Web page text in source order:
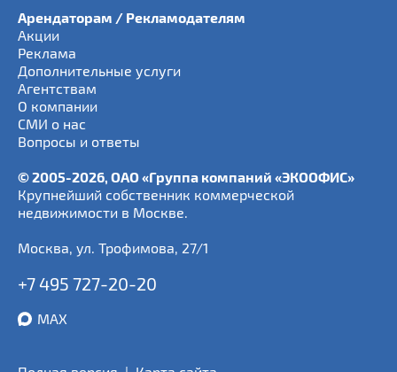
Арендаторам / Рекламодателям
Акции
Реклама
Дополнительные услуги
Агентствам
О компании
СМИ о нас
Вопросы и ответы
© 2005-2026, ОАО «Группа компаний «ЭКООФИС»
Крупнейший собственник коммерческой
недвижимости в Москве.
Москва, ул. Трофимова, 27/1
+7 495 727-20-20
MAX